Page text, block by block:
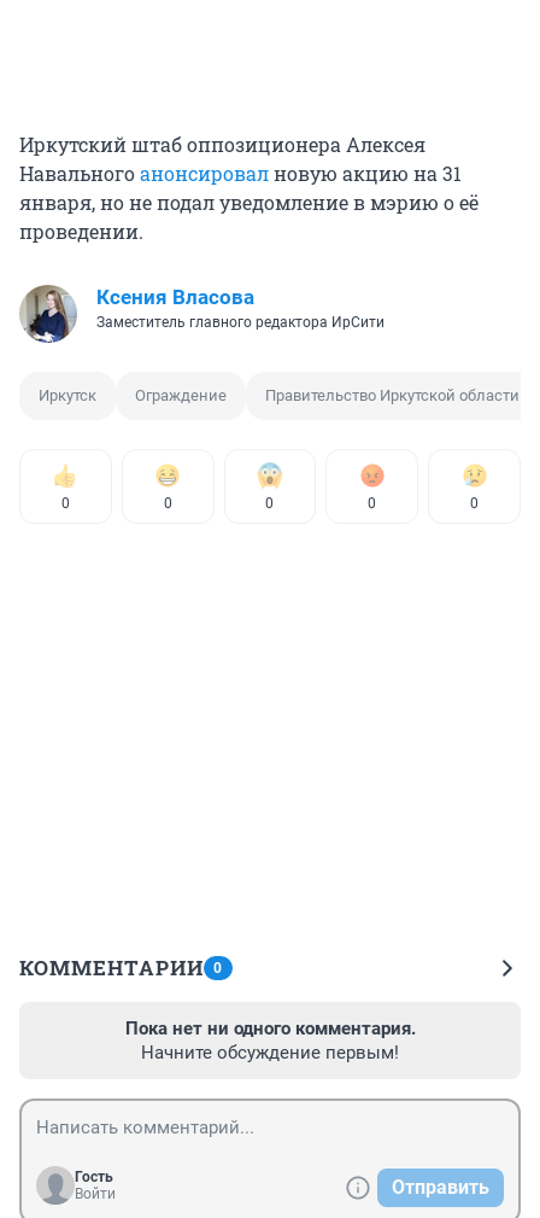
Иркутский штаб оппозиционера Алексея
Навальногоанонсировалновую акцию на 31
января, но не подал уведомление в мэрию о её
проведении.
Ксения Власова
Заместитель главного редактора ИрСити
Иркутск Ограждение Правительство Иркутской области
0 0 0 0 0
КОММЕНТАРИИ 0
Пока нет ни одного комментария.
Начните обсуждение первым!
Гость
Войти
Отправить